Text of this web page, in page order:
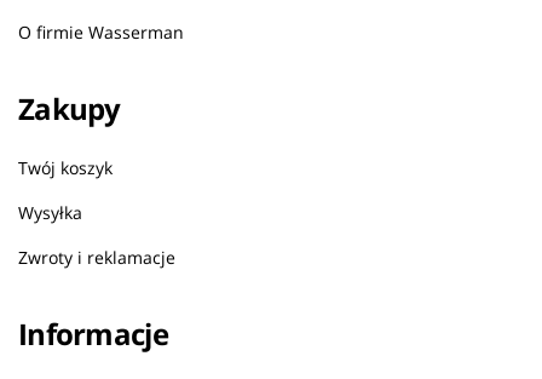
O firmie Wasserman
Zakupy
Twój koszyk
Wysyłka
Zwroty i reklamacje
Informacje